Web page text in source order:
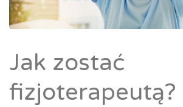
Jak zostać
fizjoterapeutą?